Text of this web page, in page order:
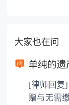
大家也在问
单纯的遗
[律师回复] 遗产赠予不一定要缴税。单纯的
赠与无需